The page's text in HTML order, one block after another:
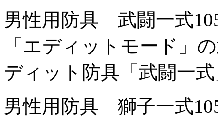
男性用防具 武闘一式
「エディットモード」
ディット防具「武闘一
男性用防具 獅子一式